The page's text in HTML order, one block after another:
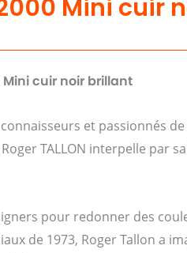
Mini cuir
Mini cuir noir brillant
et passionnés de
TALLON interpelle par
pour redonner des
de 1973, Roger Tallon a